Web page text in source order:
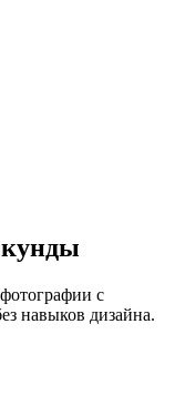
с
навыков дизайна.